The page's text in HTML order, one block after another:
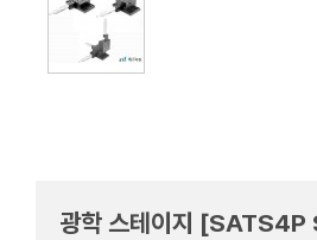
광학 스테이지